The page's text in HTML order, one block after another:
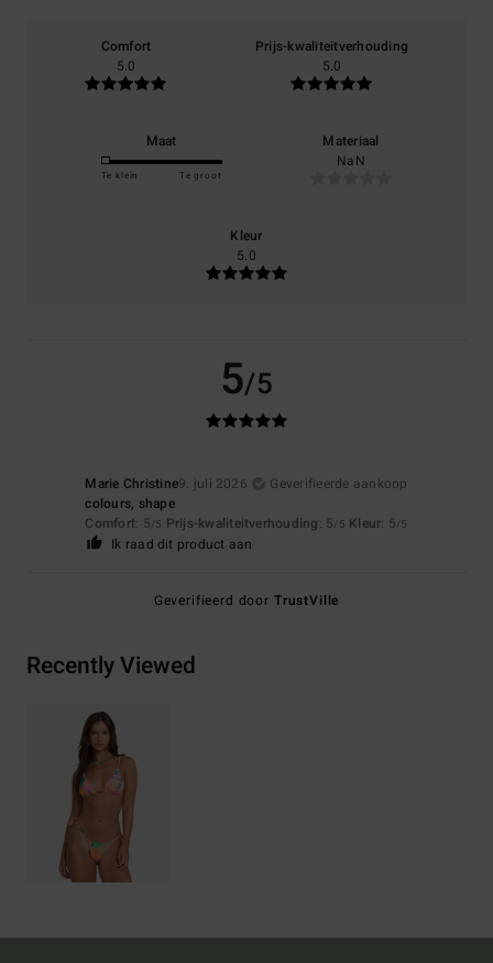
Comfort
5.0
Prijs-kwaliteitverhouding
5.0
Maat
Te klein Te groot
Materiaal
NaN
Kleur
5.0
5/5
Marie Christine9. juli 2026
Geverifieerde aankoop
colours, shape
Comfort: 5/5 Prijs-kwaliteitverhouding: 5/5 Kleur: 5/5
Ik raad dit product aan
Geverifieerd door TrustVille
Recently Viewed